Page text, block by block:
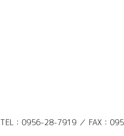
TEL：0956-28-7919 ／ FAX：